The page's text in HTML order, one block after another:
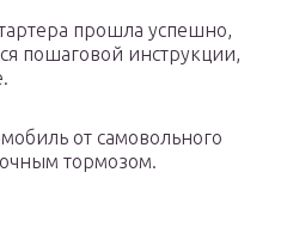
прошла успешно,
пошаговой инструкции,
от самовольного
тормозом.